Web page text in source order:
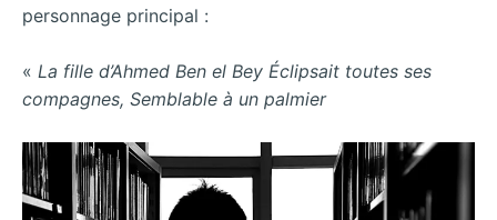
personnage principal :
« La fille d’Ahmed Ben el Bey Éclipsait toutes ses
compagnes, Semblable à un palmier